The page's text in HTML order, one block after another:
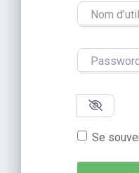
Nom
Password*
Se